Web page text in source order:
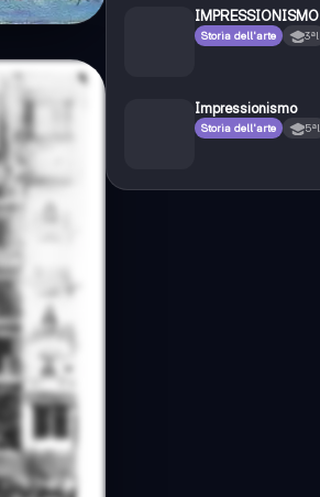
IMPRESSIONISMO
Storia dell'arte 3ªl
Impressionismo
Storia dell'arte 5ªl